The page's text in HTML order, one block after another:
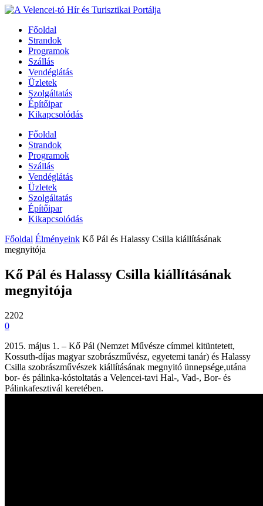
Főoldal
Strandok
Programok
Szállás
Vendéglátás
Üzletek
Szolgáltatás
Építőipar
Kikapcsolódás
Főoldal
Strandok
Programok
Szállás
Vendéglátás
Üzletek
Szolgáltatás
Építőipar
Kikapcsolódás
Főoldal Élményeink Kő Pál és Halassy Csilla kiállításának
megnyitója
Kő Pál és Halassy Csilla kiállításának
megnyitója
2202
0
2015. május 1. – Kő Pál (Nemzet Művésze címmel kitüntetett,
Kossuth-díjas magyar szobrászművész, egyetemi tanár) és Halassy
Csilla szobrászművészek kiállításának megnyitó ünnepsége,utána
bor- és pálinka-kóstoltatás a Velencei-tavi Hal-, Vad-, Bor- és
Pálinkafesztivál keretében.